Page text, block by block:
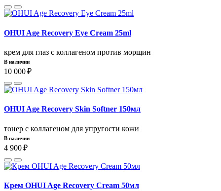
OHUI Age Recovery Eye Cream 25ml
крем для глаз с коллагеном против морщин
В наличии
10 000 ₽
OHUI Age Recovery Skin Softner 150мл
тонер с коллагеном для упругости кожи
В наличии
4 900 ₽
Крем OHUI Age Recovery Cream 50мл